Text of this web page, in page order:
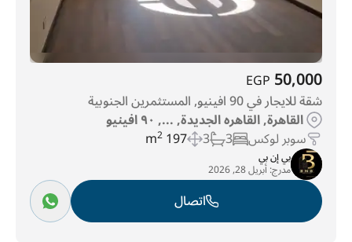
50,000
EGP
شقة للايجار في 90 افينيو, المستثمرين الجنوبية
القاهرة, القاهره الجديدة, ..., ٩٠ افينيو
سوبر لوكس 3
3
197 m
2
بي إن بي
مدرج:أبريل 28, 2026
اتصال